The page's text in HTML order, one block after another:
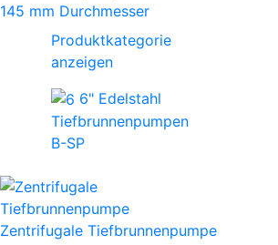
145 mm Durchmesser
Produktkategorie
anzeigen
6" Edelstahl
Tiefbrunnenpumpen
B-SP
Zentrifugale Tiefbrunnenpumpe